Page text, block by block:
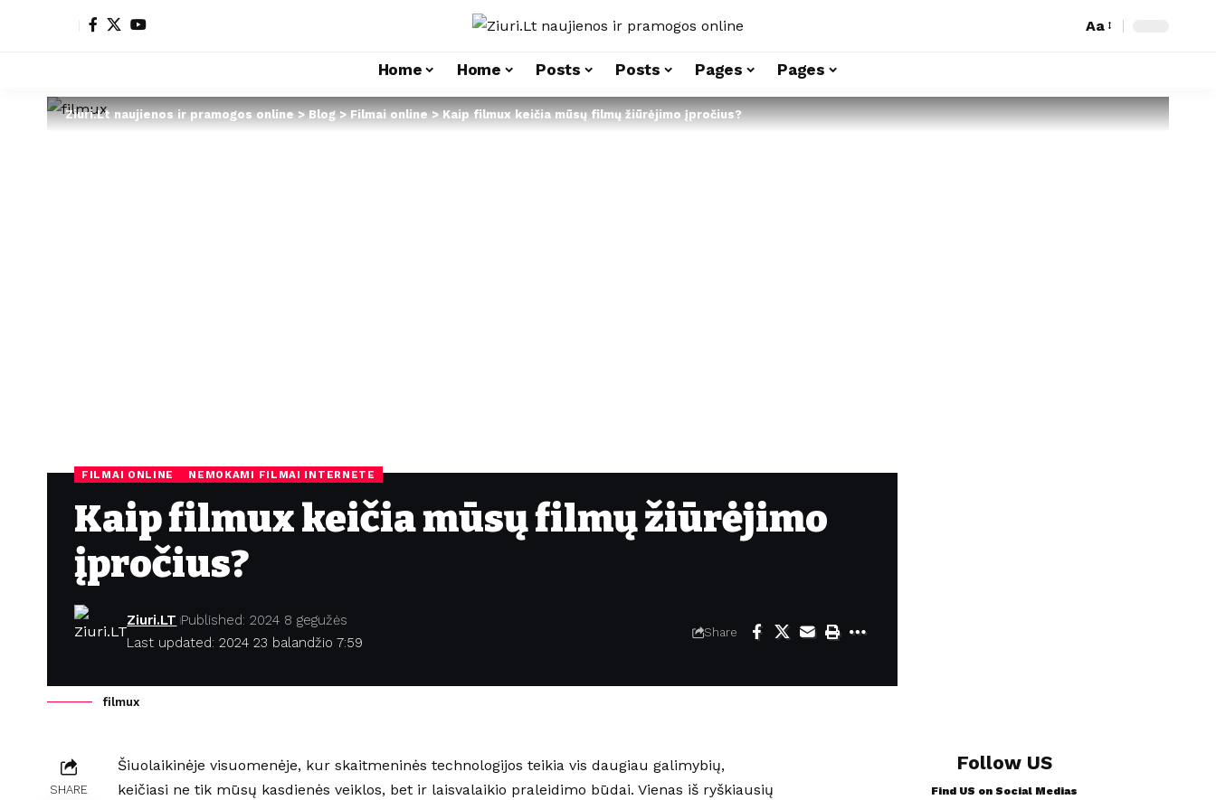
Aa
Home Home Posts Posts Pages Pages
Ziuri.Lt naujienos ir pramogos online>Blog>Filmai online>Kaip filmux keičia mūsų filmų žiūrėjimo įpročius?
FILMAI ONLINE NEMOKAMI FILMAI INTERNETE
Kaip filmux keičia mūsų filmų žiūrėjimo
įpročius?
Last updated: 2024 23 balandžio 7:59
Ziuri.LT Published: 2024 8 gegužės
Share
filmux
SHARE
Šiuolaikinėje visuomenėje, kur skaitmeninės technologijos teikia vis daugiau galimybių,
keičiasi ne tik mūsų kasdienės veiklos, bet ir laisvalaikio praleidimo būdai. Vienas iš ryškiausių
Follow US
Find US on Social Medias